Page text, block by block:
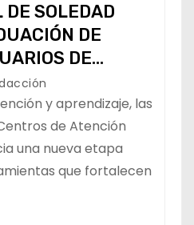
SOLEDAD
DE
DE
1 Y 2”
y aprendizaje, las
de Atención
una nueva etapa
que fortalecen